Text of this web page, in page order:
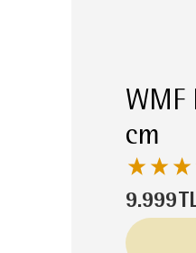
WMF
cm
9.999